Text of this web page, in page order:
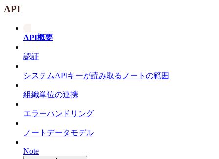
API
API概要
認証
システムAPIキーが読み取るノートの範囲
組織単位の連携
エラーハンドリング
ノートデータモデル
Note